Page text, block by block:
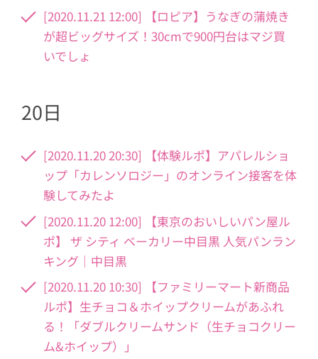
[2020.11.21 12:00] 【ロピア】うなぎの蒲焼き
が超ビッグサイズ！30cmで900円台はマジ買
いでしょ
20日
[2020.11.20 20:30] 【体験ルポ】アパレルショ
ップ「カレンソロジー」のオンライン接客を体
験してみたよ
[2020.11.20 12:00] 【東京のおいしいパン屋ル
ポ】 ザ シティ ベーカリー中目黒 人気パンラン
キング｜中目黒
[2020.11.20 10:30] 【ファミリーマート新商品
ルポ】生チョコ＆ホイップクリームがあふれ
る！「ダブルクリームサンド（生チョコクリー
ム&ホイップ）」